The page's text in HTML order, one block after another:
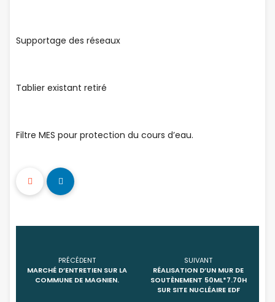
Supportage des réseaux
Tablier existant retiré
Filtre MES pour protection du cours d’eau.
PRÉCÉDENT
MARCHÉ D’ENTRETIEN SUR LA
COMMUNE DE MAGNIEN.
SUIVANT
RÉALISATION D’UN MUR DE
SOUTÈNEMENT 50ML*7.70H
SUR SITE NUCLÉAIRE EDF